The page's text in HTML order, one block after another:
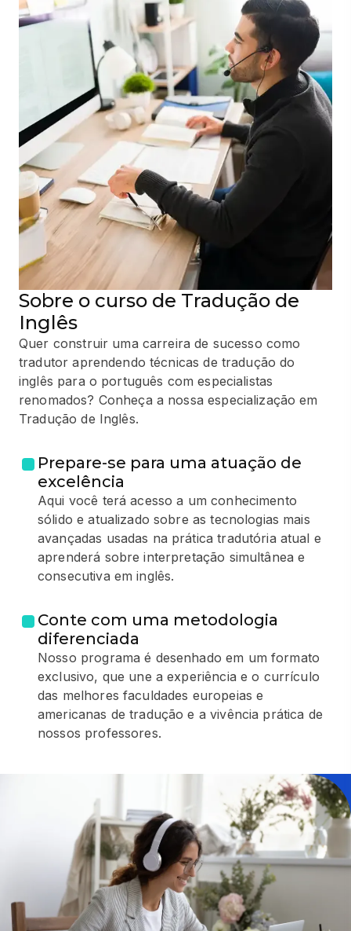
Sobre o curso de Tradução de
Inglês
Quer construir uma carreira de sucesso como
tradutor aprendendo técnicas de tradução do
inglês para o português com especialistas
renomados? Conheça a nossa especialização em
Tradução de Inglês.
Prepare-se para uma atuação de
excelência
Aqui você terá acesso a um conhecimento
sólido e atualizado sobre as tecnologias mais
avançadas usadas na prática tradutória atual e
aprenderá sobre interpretação simultânea e
consecutiva em inglês.
Conte com uma metodologia
diferenciada
Nosso programa é desenhado em um formato
exclusivo, que une a experiência e o currículo
das melhores faculdades europeias e
americanas de tradução e a vivência prática de
nossos professores.